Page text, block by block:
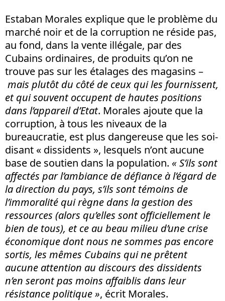
Estaban Morales explique que le problème du
marché noir et de la corruption ne réside pas,
au fond, dans la vente illégale, par des
Cubains ordinaires, de produits qu’on ne
trouve pas sur les étalages des magasins –
mais plutôt du côté de ceux qui les fournissent,
et qui souvent occupent de hautes positions
dans l’appareil d’Etat. Morales ajoute que la
corruption, à tous les niveaux de la
bureaucratie, est plus dangereuse que les soi-
disant « dissidents », lesquels n’ont aucune
base de soutien dans la population. « S’ils sont
affectés par l’ambiance de défiance à l’égard de
la direction du pays, s’ils sont témoins de
l’immoralité qui règne dans la gestion des
ressources (alors qu’elles sont officiellement le
bien de tous), et ce au beau milieu d’une crise
économique dont nous ne sommes pas encore
sortis, les mêmes Cubains qui ne prêtent
aucune attention au discours des dissidents
n’en seront pas moins affaiblis dans leur
résistance politique », écrit Morales.